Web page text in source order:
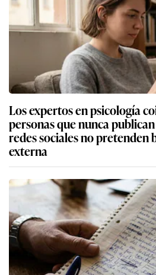
Los expertos en psicología
personas que nunca
redes sociales no pretenden
externa